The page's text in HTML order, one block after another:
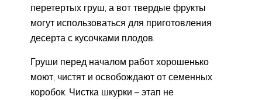
перетертых груш, а вот твердые фрукты
могут использоваться для приготовления
десерта с кусочками плодов.
Груши перед началом работ хорошенько
моют, чистят и освобождают от семенных
коробок. Чистка шкурки – этап не